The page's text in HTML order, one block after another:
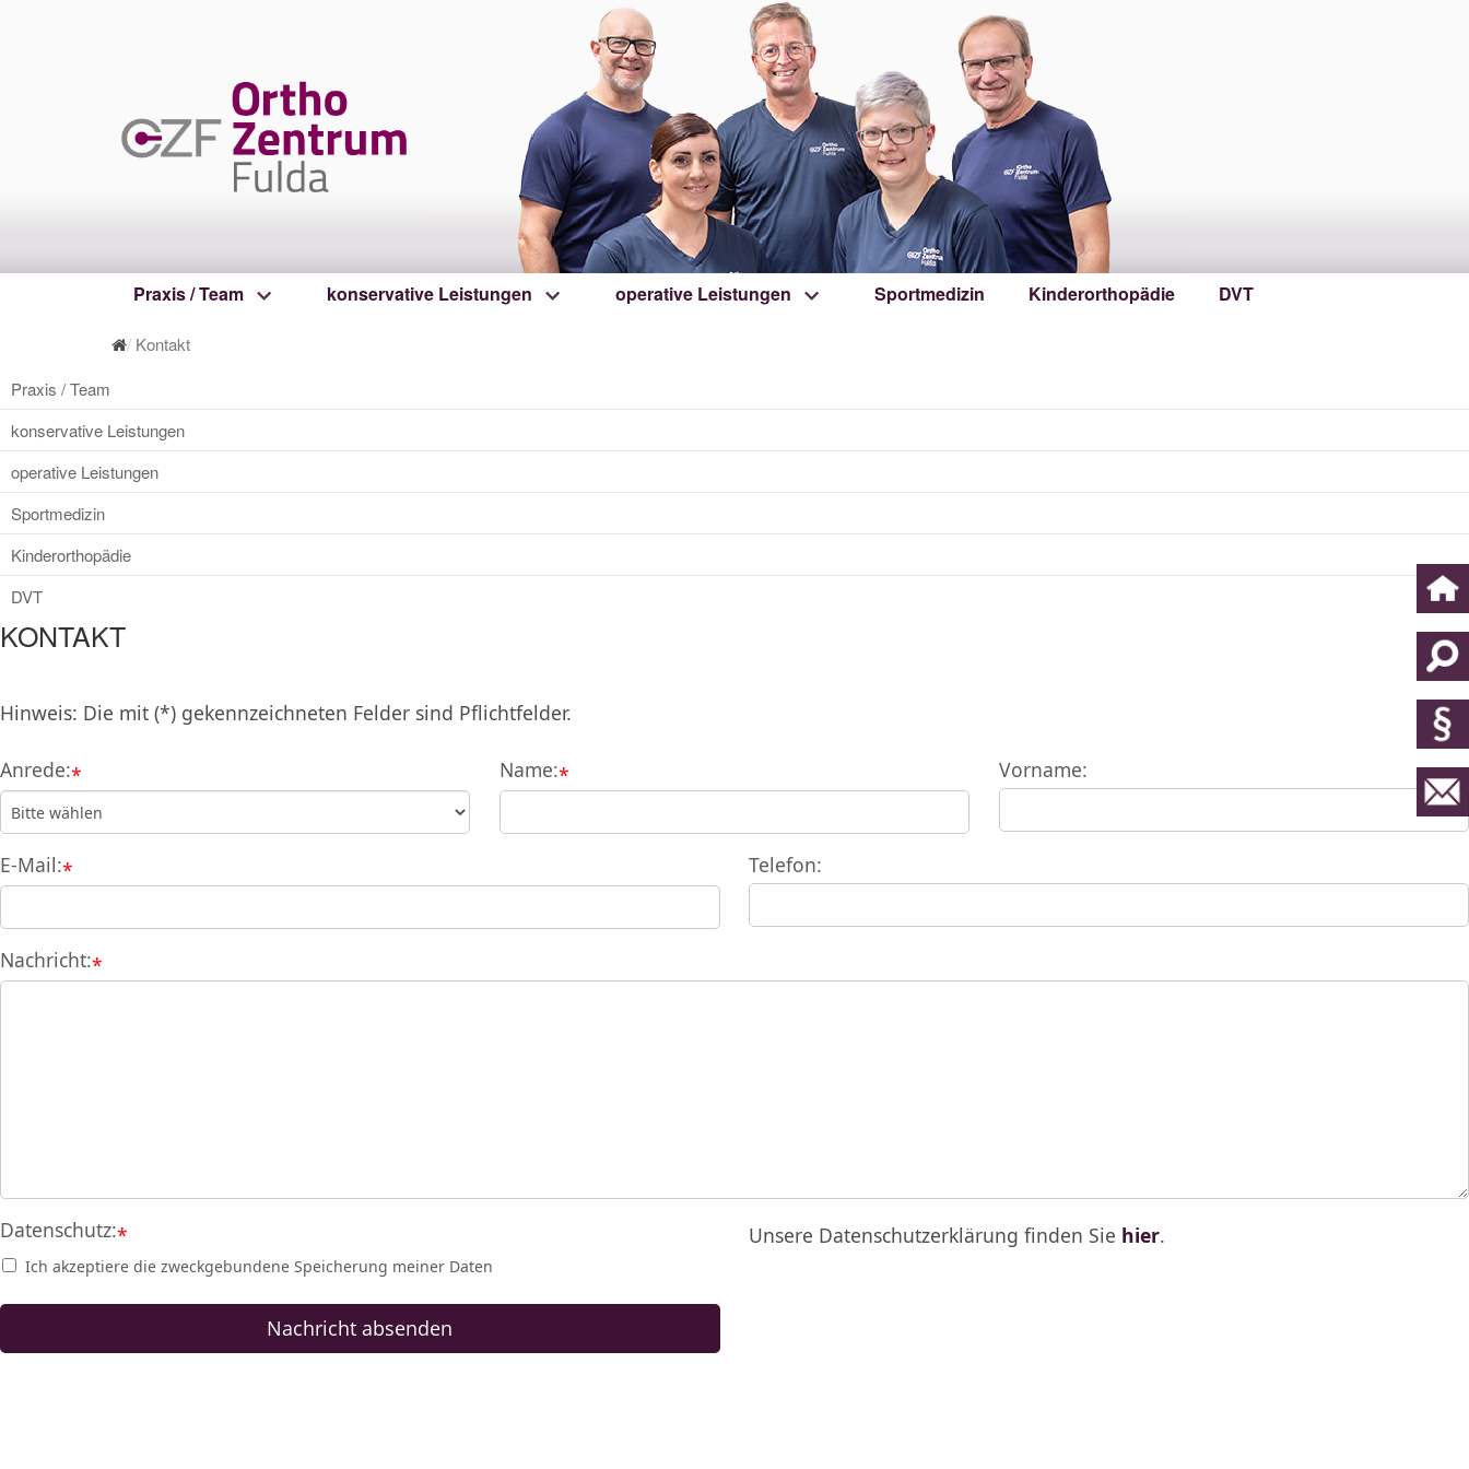
Praxis / Team konservative Leistungen operative Leistungen Sportmedizin Kinderorthopädie DVT
Kontakt
Praxis / Team
konservative Leistungen
operative Leistungen
Sportmedizin
Kinderorthopädie
DVT
KONTAKT
Hinweis: Die mit (*) gekennzeichneten Felder sind Pflichtfelder.
Anrede:* Name:* Vorname:
E-Mail:* Telefon:
Nachricht:*
Datenschutz:*
Ich akzeptiere die zweckgebundene Speicherung meiner Daten
Unsere Datenschutzerklärung finden Sie hier.
Nachricht absenden